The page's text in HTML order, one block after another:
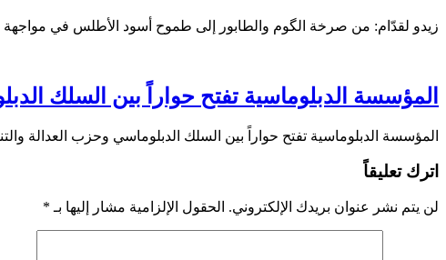
زيدو لقدّام: من صرخة الگوم والطابور إلى طموح أسود الأطلس في
المؤسسة الدبلوماسية تفتح حواراً بين السلك
المؤسسة الدبلوماسية تفتح حواراً بين السلك الدبلوماسي وحزب العدالة والتنمية استعداداً
اترك تعليقاً
لن يتم نشر عنوان بريدك الإلكتروني. الحقول الإلزامية مشار إليها بـ *